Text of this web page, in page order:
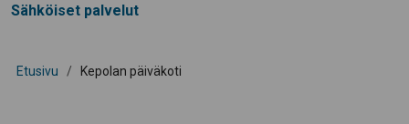
Sähköiset palvelut
Etusivu / Kepolan päiväkoti